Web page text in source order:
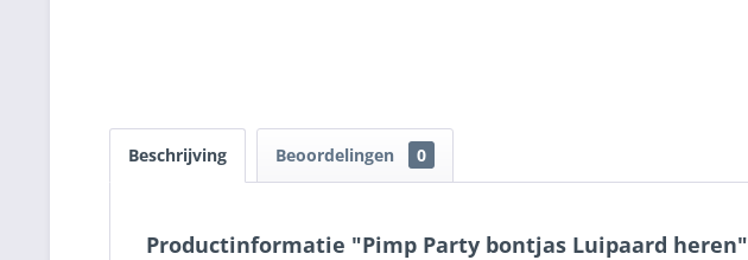
Beschrijving Beoordelingen 0
Productinformatie "Pimp Party bontjas Luipaard heren"